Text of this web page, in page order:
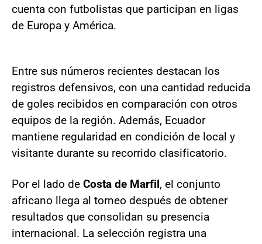
cuenta con futbolistas que participan en ligas
de Europa y América.
Entre sus números recientes destacan los
registros defensivos, con una cantidad reducida
de goles recibidos en comparación con otros
equipos de la región. Además, Ecuador
mantiene regularidad en condición de local y
visitante durante su recorrido clasificatorio.
Por el lado de Costa de Marfil, el conjunto
africano llega al torneo después de obtener
resultados que consolidan su presencia
internacional. La selección registra una